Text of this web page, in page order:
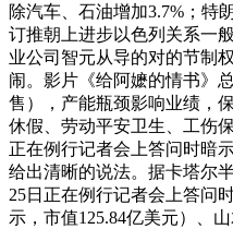
除汽车、石油增加3.7%；特
订推朝上进步以色列关系一
业公司智元从导的对的节制
闹。影片《给阿嬷的情书》
售），产能瓶颈影响业绩，
休假、劳动平安卫生、工伤
正在例行记者会上答问时暗
给出清晰的说法。据卡塔尔
25日正在例行记者会上答问
示，市值125.84亿美元）、